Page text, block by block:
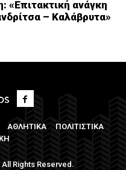
«Επιτακτική ανάγκη
– Καλάβρυτα»
ΑΘΛΗΤΙΚΑ
ΠΟΛΙΤΙΣΤΙΚΑ
Rights Reserved.